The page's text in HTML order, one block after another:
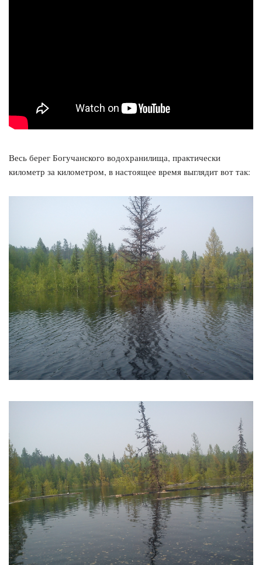
Весь берег Богучанского водохранилища, практически
километр за километром, в настоящее время выглядит вот так: